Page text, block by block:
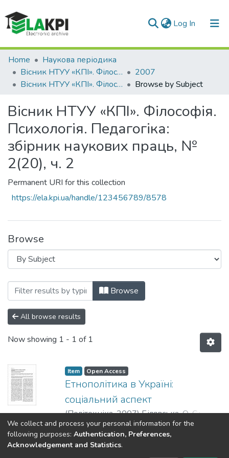
Log In (current)
Communities & Collections
All of DSpace
Home
Наукова періодика
Вісник НТУУ «КПІ». Філософія. Психологія. Педагогіка
2007
Вісник НТУУ «КПІ». Філософія. Психологія. Педагогіка: збірник наукових праць, № 2(20), ч. 2
Browse by Subject
Вісник НТУУ «КПІ». Філософія.
Психологія. Педагогіка:
збірник наукових праць, №
2(20), ч. 2
Permanent URI for this collection
https://ela.kpi.ua/handle/123456789/8578
Browse
Browsing Вісник НТУУ «КПІ».
Browse
All browse results
Now showing 1 - 1 of 1
Item Open Access
Етнополітика в Україні:
соціальний аспект
(Політехніка,2007)Білявська, О. С.;
Bilyavska, O.;Билявская, О. С.
Show more
We collect and process your personal information for the
following purposes: Authentication, Preferences,
Acknowledgement and Statistics.